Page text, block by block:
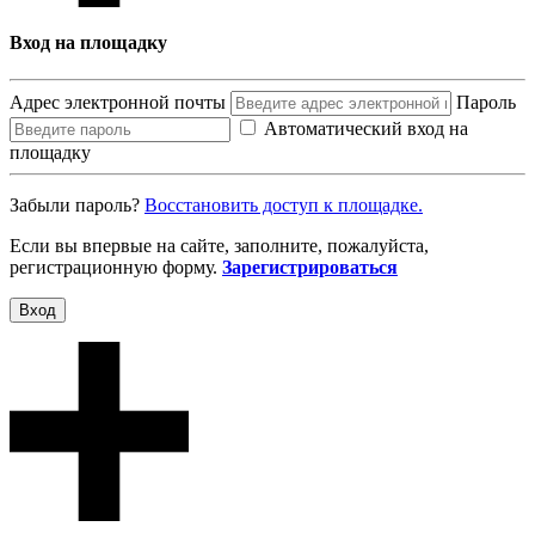
Вход на площадку
Адрес электронной почты
Пароль
Автоматический вход на
площадку
Забыли пароль? Восcтановить доступ к площадке.
Если вы впервые на сайте, заполните, пожалуйста,
регистрационную форму. Зарегистрироваться
Вход